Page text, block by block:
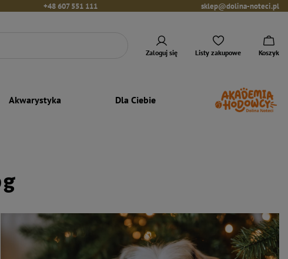
+48 607 551 111 sklep@dolina-noteci.pl
Zaloguj się Listy zakupowe Koszyk
Akwarystyka Dla Ciebie